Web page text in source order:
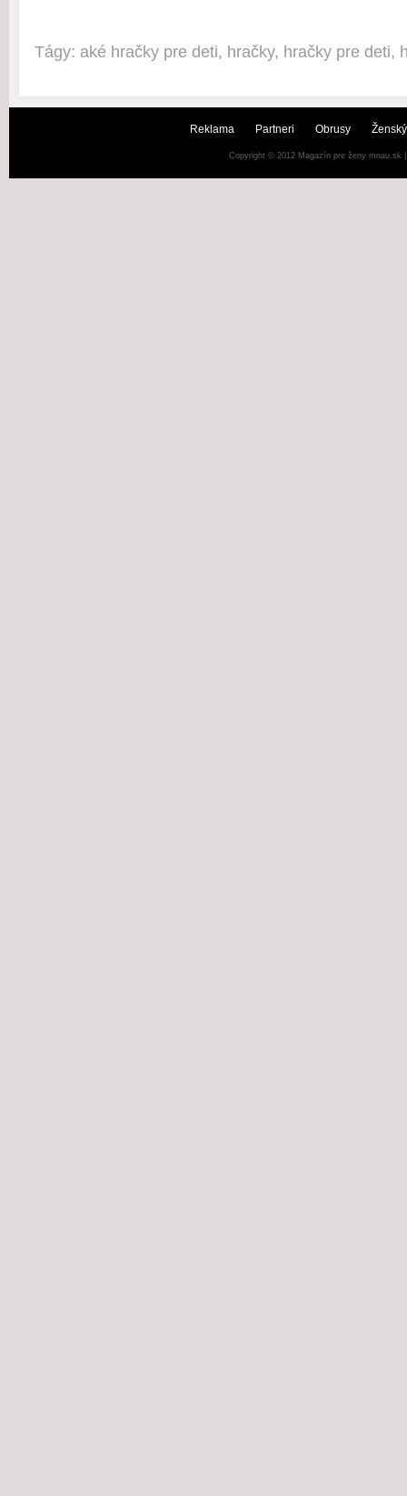
Tágy: aké hračky pre deti, hračky, hračky pre deti,
Reklama Partneri Obrusy
Copyright © 2012 Magazín pre ženy mnau.sk